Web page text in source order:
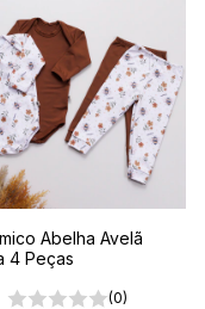
Abelha Avelã
4 Peças
(0)